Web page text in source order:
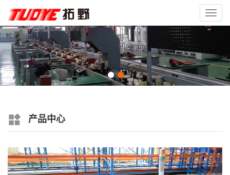
产品中心